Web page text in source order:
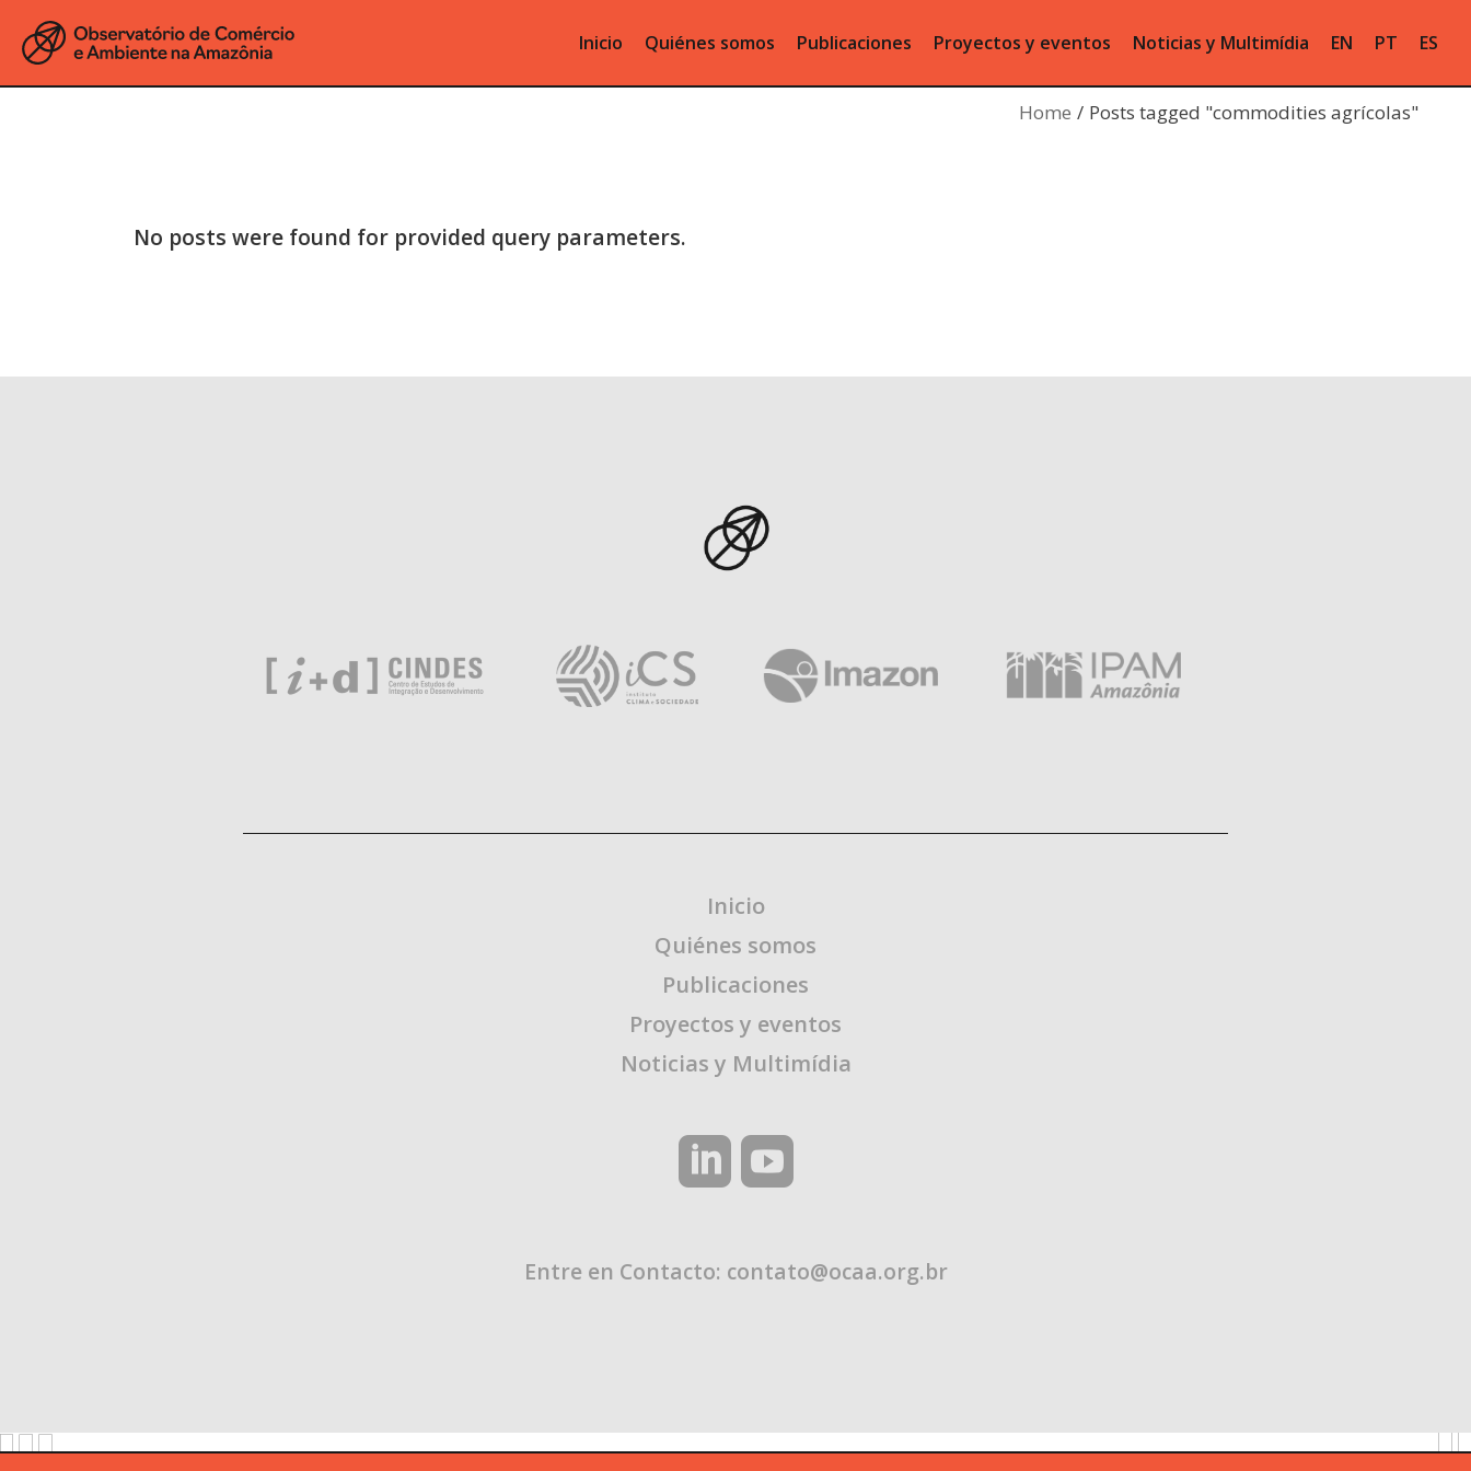
Inicio Quiénes somos Publicaciones Proyectos y eventos Noticias y Multimídia EN PT ES
Home Posts tagged "commodities agrícolas"
No posts were found for provided query parameters.
Inicio
Quiénes somos
Publicaciones
Proyectos y eventos
Noticias y Multimídia
Entre en Contacto: contato@ocaa.org.br